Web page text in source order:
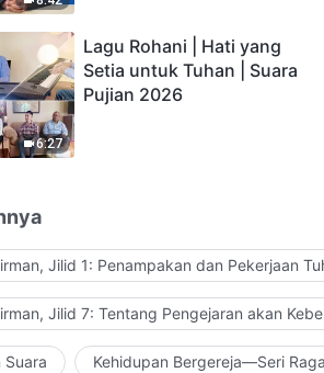
6:27
Lagu Rohani | Hati yang
Setia untuk Tuhan | Suara
Pujian 2026
Jilid 1: Penampakan dan Pekerjaan
Jilid 7: Tentang Pengejaran akan
Suara Kehidupan Bergereja—Seri